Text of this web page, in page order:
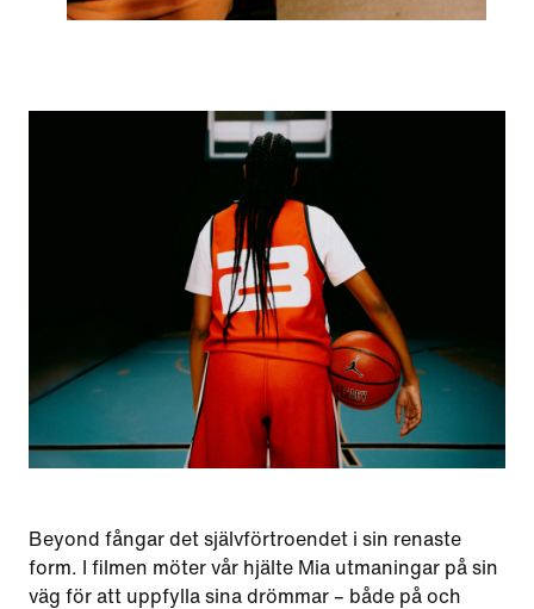
Beyond fångar det självförtroendet i sin renaste
form. I filmen möter vår hjälte Mia utmaningar på sin
väg för att uppfylla sina drömmar – både på och